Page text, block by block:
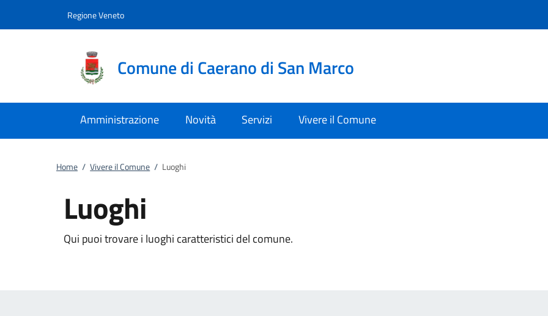
Regione Veneto
Comune di Caerano di San Marco
Amministrazione Novità Servizi Vivere il Comune
Home / Vivere il Comune / Luoghi
Luoghi
Qui puoi trovare i luoghi caratteristici del comune.